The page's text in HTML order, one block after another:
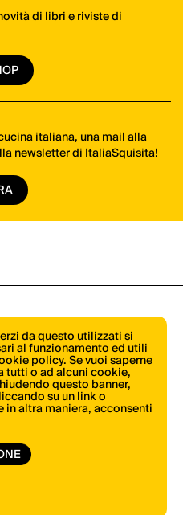
di libri e riviste di
italiana, una mail alla
newsletter di ItaliaSquisita!
da questo utilizzati si
al funzionamento ed utili
policy. Se vuoi saperne
tutti o ad alcuni cookie,
questo banner,
su un link o
altra maniera, acconsenti